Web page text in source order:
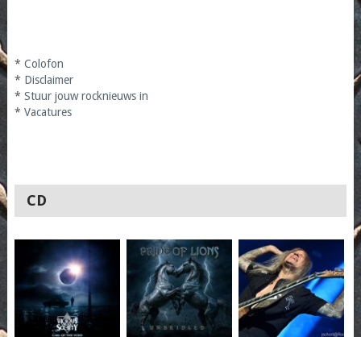
* Colofon
* Disclaimer
* Stuur jouw rocknieuws in
* Vacatures
CD